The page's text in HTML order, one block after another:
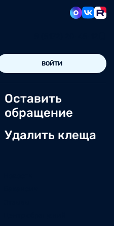
ВОЙТИ
Оставить
обращение
Удалить клеща